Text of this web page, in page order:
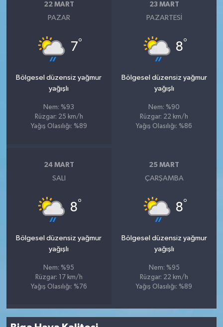
22 MART
PAZAR
7°
Bölgesel düzensiz yağmur
yağışlı
Nem: %93
Rüzgar: 25 km/h
Yağış Olasılığı: %89
23 MART
PAZARTESI
8°
Bölgesel düzensiz yağmur
yağışlı
Nem: %90
Rüzgar: 22 km/h
Yağış Olasılığı: %86
24 MART
SALI
8°
Bölgesel düzensiz yağmur
yağışlı
Nem: %95
Rüzgar: 17 km/h
Yağış Olasılığı: %76
25 MART
ÇARŞAMBA
8°
Bölgesel düzensiz yağmur
yağışlı
Nem: %95
Rüzgar: 22 km/h
Yağış Olasılığı: %89